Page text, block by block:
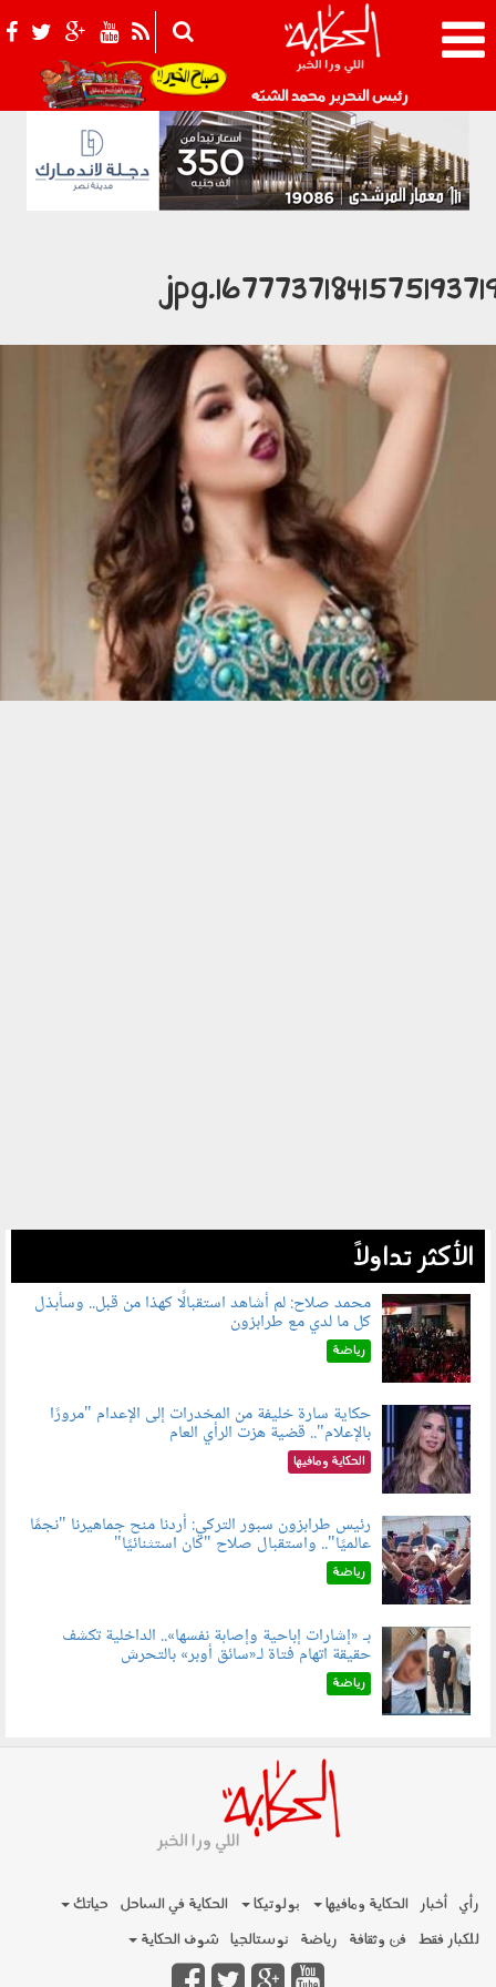
رئيس التحرير محمد الشبّه 021_2.png
الأكثر تداولاً
060802.jpg
محمد صلاح: لم أشاهد استقبالًا كهذا من قبل.. وسأبذل
كل ما لدي مع طرابزون
رياضة
060801.jpeg
حكاية سارة خليفة من المخدرات إلى الإعدام "مرورًا
بالإعلام".. قضية هزت الرأي العام
الحكاية ومافيها
060803.jpg
رئيس طرابزون سبور التركي: أردنا منح جماهيرنا "نجمًا
عالميًا".. واستقبال صلاح "كان استثنائيًا"
رياضة
060804.jpg
بـ «إشارات إباحية وإصابة نفسها».. الداخلية تكشف
حقيقة اتهام فتاة لـ«سائق أوبر» بالتحرش
رياضة
رأي أخبار الحكاية ومافيها بولوتيكا الحكاية في الساحل
حياتك
للكبار فقط فن وثقافة رياضة نوستالجيا شوف الحكاية